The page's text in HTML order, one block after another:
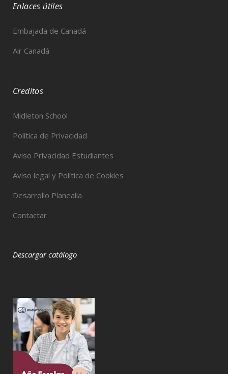
Enlaces útiles
Embajada de Canadá
Air Canadá
Creditos
Midleton School
Política de Privacidad
Aviso Privacidad Estudiantes
Aviso legal y Política de Cookies
Desarrollo Planealia
Contactar
Descargar catálogo